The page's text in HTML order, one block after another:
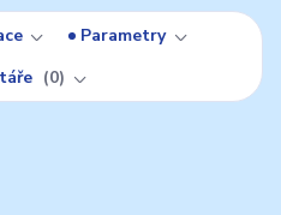
Parametry
0